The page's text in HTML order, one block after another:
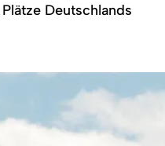
Deutschlands